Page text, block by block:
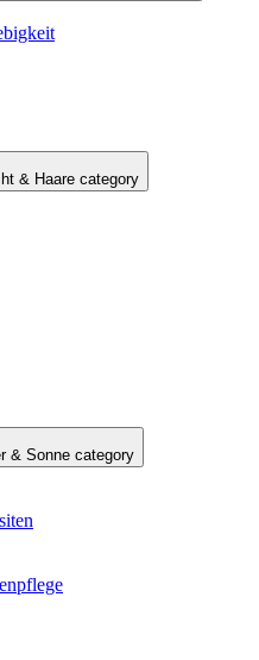
& Haare category
& Sonne category